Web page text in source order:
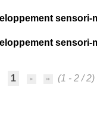
1 (1 - 2 / 2)